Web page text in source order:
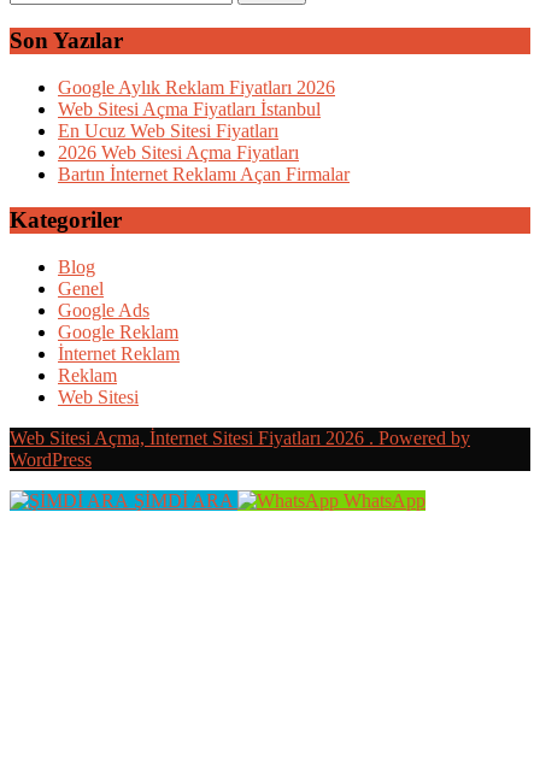
Son Yazılar
Google Aylık Reklam Fiyatları 2026
Web Sitesi Açma Fiyatları İstanbul
En Ucuz Web Sitesi Fiyatları
2026 Web Sitesi Açma Fiyatları
Bartın İnternet Reklamı Açan Firmalar
Kategoriler
Blog
Genel
Google Ads
Google Reklam
İnternet Reklam
Reklam
Web Sitesi
Web Sitesi Açma, İnternet Sitesi Fiyatları 2026 . Powered by
WordPress
ŞİMDİ ARA
WhatsApp